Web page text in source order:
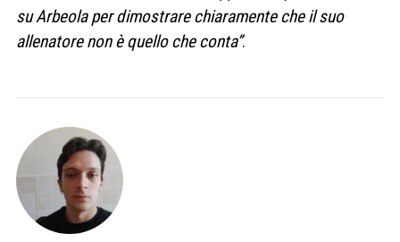
su Arbeola per dimostrare chiaramente che il suo
allenatore non è quello che conta”.